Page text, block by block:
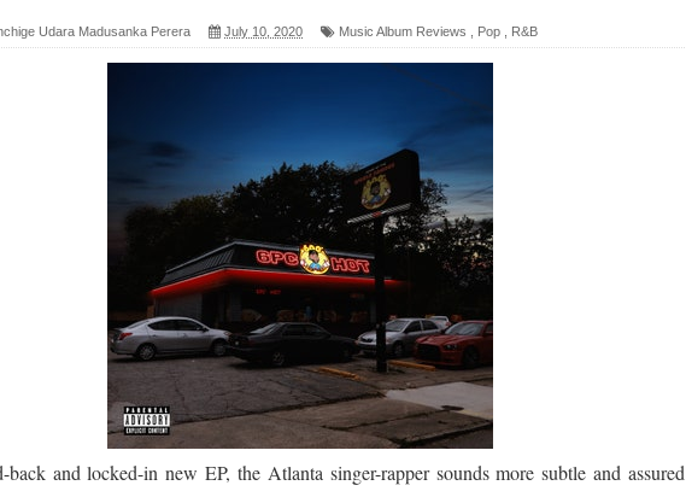
හමුවී ගීතයේ පද පෙළ
ගීතයේ පද පෙළ
පද පෙළ
- මතක අලුතින් ලියන්න ගීතයේ පද පෙළ
ඇවිත් ගීතයේ පද පෙළ
සඳේ ගීතයේ පද පෙළ
ගීතයේ පද පෙළ
ගීතයේ පද පෙළ
සිහියෙන් ගීතයේ පද පෙළ
Udara Madusanka Perera July 10, 2020 Music Album Reviews Pop R&B
and locked-in new EP, the Atlanta singer-rapper sounds more subtle and assured